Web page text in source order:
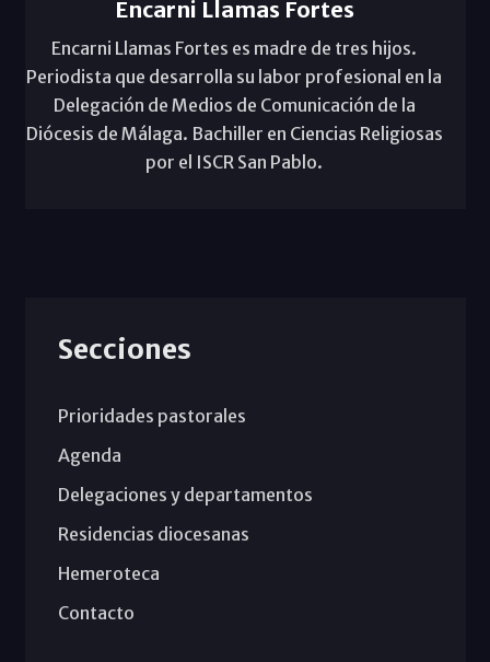
Encarni Llamas Fortes
Encarni Llamas Fortes es madre de tres hijos.
Periodista que desarrolla su labor profesional en la
Delegación de Medios de Comunicación de la
Diócesis de Málaga. Bachiller en Ciencias Religiosas
por el ISCR San Pablo.
Secciones
Prioridades pastorales
Agenda
Delegaciones y departamentos
Residencias diocesanas
Hemeroteca
Contacto